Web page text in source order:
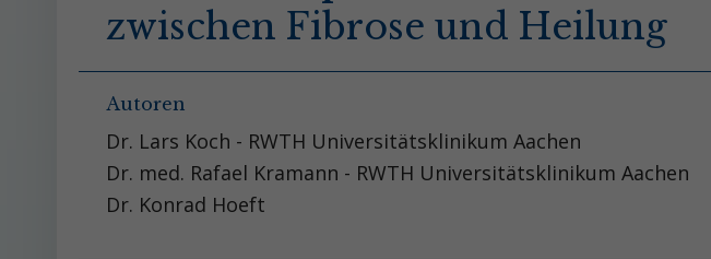
zwischen Fibrose und Heilung
Autoren
Dr. Lars Koch - RWTH Universitätsklinikum Aachen
Dr. med. Rafael Kramann - RWTH Universitätsklinikum Aachen
Dr. Konrad Hoeft